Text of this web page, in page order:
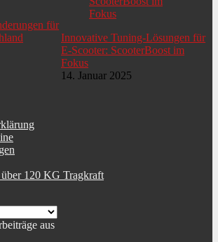
bürstenloswartungsfrei
27 cm
LED
25 cm
abnehmbarergonomisch geformthöhenverstellbarwetterbeständig
für
Innovative Tuning-Lösungen für
E-Scooter: ScooterBoost im
Fokus
14. Januar 2025
120 KG Tragkraft
aus